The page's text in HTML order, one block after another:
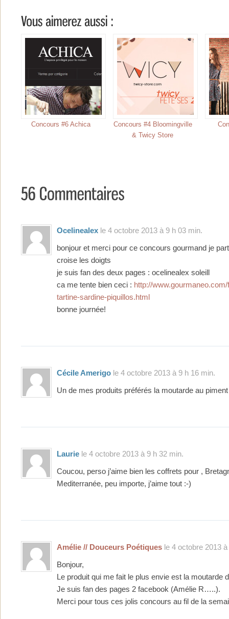
Concours #6 Achica
Concours #4 Bloomingville
& Twicy Store
Ocelinealex le 4 octobre 2013 à 9 h 03 min.
bonjour et merci pour ce concours gourmand je
croise les doigts
je suis fan des deux pages : ocelinealex soleill
ca me tente bien ceci : http://
tartine-sardine-piquillos.html
bonne journée!
Cécile Amerigo le 4 octobre 2013 à 9 h 16 min.
Un de mes produits préférés la moutarde au piment
Laurie le 4 octobre 2013 à 9 h 32 min.
Coucou, perso j’aime bien les coffrets pour ,
Mediterranée, peu importe, j’aime tout :-)
Amélie // Douceurs Poétiques le 4 octobre 2013
Bonjour,
Le produit qui me fait le plus envie est la moutarde
Je suis fan des pages 2 facebook (Amélie R…..).
Merci pour tous ces jolis concours au fil de la